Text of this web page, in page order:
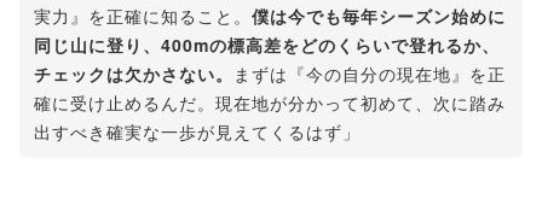
実力』を正確に知ること。 僕は今でも毎年シーズン始めに
同じ山に登り、400mの標高差をどのくらいで登れるか、
チェックは欠かさない。
まずは『今の自分の現在地』を正
確に受け止めるんだ。現在地が分かって初めて、次に踏み
出すべき確実な一歩が見えてくるはず」